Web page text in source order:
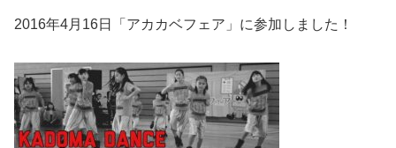
2016年4月16日「アカカベフェア」に参加しました！